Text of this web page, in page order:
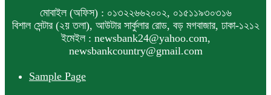
মোবাইল (অফিস) : ০১৩২২৬৬২০০২, ০১৫১১৯৩০৩১৬
বিশাল সেন্টার (২য় তলা), আউটার সার্কুলার রোড, বড় মগবাজার, ঢাকা-১২১২
ইমেইল : newsbank24@yahoo.com,
newsbankcountry@gmail.com
Sample Page